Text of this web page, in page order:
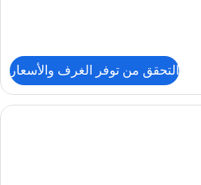
التحقق من توفر الغرف والأسعار